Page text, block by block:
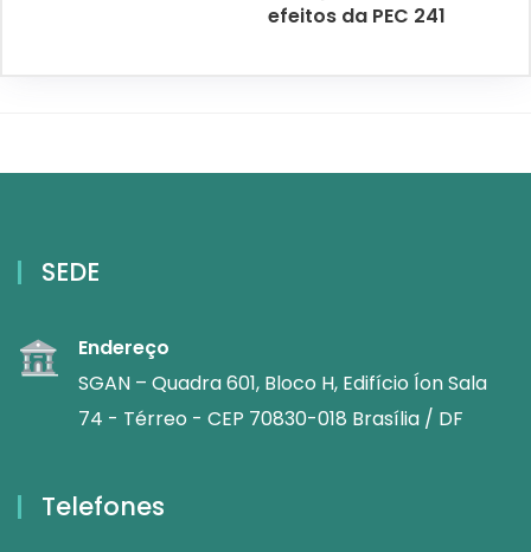
efeitos da PEC 241
SEDE
Endereço
SGAN – Quadra 601, Bloco H, Edifício Íon Sala
74 - Térreo - CEP 70830-018 Brasília / DF
Telefones